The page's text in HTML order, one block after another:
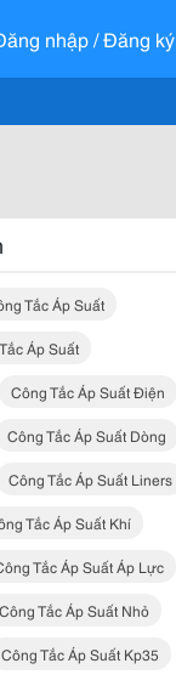
nhập / Đăng ký
Tắc Áp Suất
Áp Suất
Công Tắc Áp Suất Điện
Công Tắc Áp Suất Dòng
Công Tắc Áp Suất Liners
Tắc Áp Suất Khí
Tắc Áp Suất Áp Lực
Công Tắc Áp Suất Nhỏ
Công Tắc Áp Suất Kp35